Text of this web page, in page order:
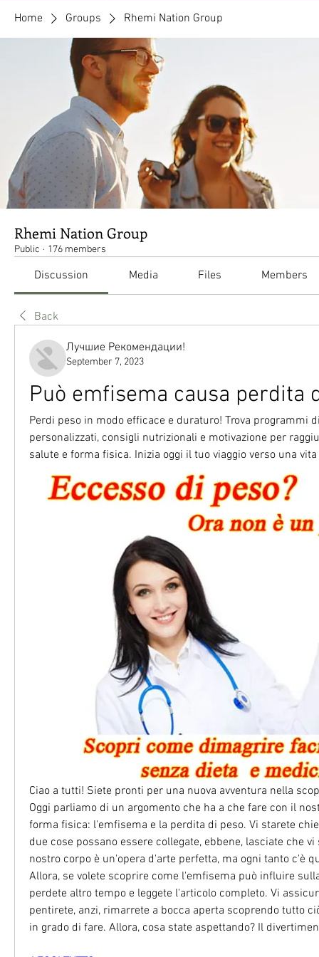
Home Groups Rhemi Nation Group
Rhemi Nation Group
Public · 176 members
Discussion Media Files Members
Back
Лучшие Рекомендации!
September 7, 2023
Può emfisema causa perdita
Perdi peso in modo efficace e duraturo! Trova programmi
personalizzati, consigli nutrizionali e motivazione per
salute e forma fisica. Inizia oggi il tuo viaggio verso una
Ciao a tutti! Siete pronti per una nuova avventura nella
Oggi parliamo di un argomento che ha a che fare con il
forma fisica: l'emfisema e la perdita di peso. Vi starete
due cose possano essere collegate, ebbene, lasciate che
nostro corpo è un'opera d'arte perfetta, ma ogni tanto c'è
Allora, se volete scoprire come l'emfisema può influire
perdete altro tempo e leggete l'articolo completo. Vi
pentirete, anzi, rimarrete a bocca aperta scoprendo tutto
in grado di fare. Allora, cosa state aspettando? Il